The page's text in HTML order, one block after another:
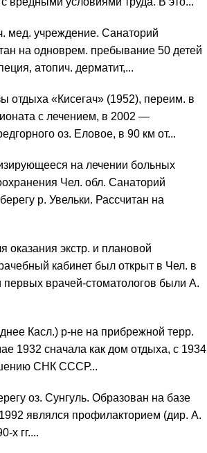
мед. учреждение. Санаторий
на одноврем. пребывание 50 детей
атопич. дерматит,...
отдыха «Кисегач» (1952), переим. в
с лечением, в 2002 —
оз. Еловое, в 90 км от...
на лечении больных
Чел. обл. Санаторий
р. Увельки. Рассчитан на
оказания экстр. и плановой
кабинет был открыт в Чел. в
врачей-стоматологов были А.
Касл.) р-не на прибрежной терр.
1932 сначала как дом отдыха, с 1934
СНК СССР...
оз. Сунгуль. Образован на базе
являлся профилакторием (дир. А.
х гг....